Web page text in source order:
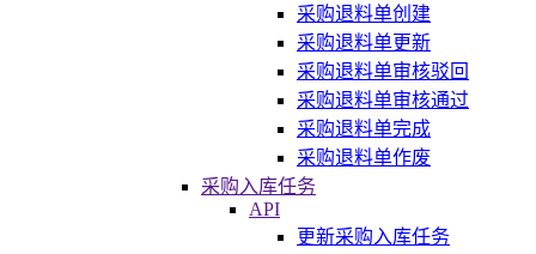
采购退料单创建
采购退料单更新
采购退料单审核驳回
采购退料单审核通过
采购退料单完成
采购退料单作废
采购入库任务
API
更新采购入库任务